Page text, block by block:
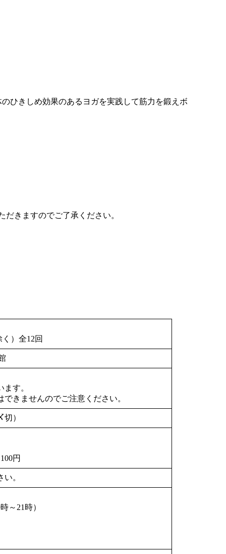
ひきしめ効果のあるヨガを実践して筋力を鍛えボ
きますのでご了承ください。
）全12回
ます。
できませんのでご注意ください。
）
円
。
～21時）